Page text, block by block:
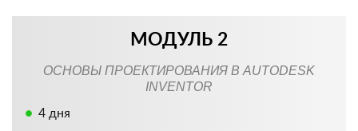
МОДУЛЬ 2
ОСНОВЫ ПРОЕКТИРОВАНИЯ В AUTODESK
INVENTOR
4 дня